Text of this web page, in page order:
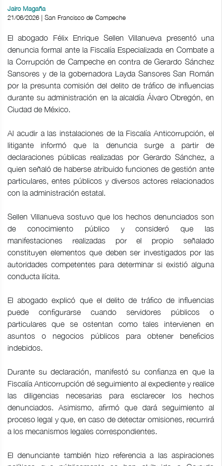
Jairo Magaña
21/06/2026 | San Francisco de Campeche
El abogado Félix Enrique Sellen Villanueva presentó una
denuncia formal ante la Fiscalía Especializada en Combate a
la Corrupción de Campeche en contra de Gerardo Sánchez
Sansores y de la gobernadora Layda Sansores San Román
por la presunta comisión del delito de tráfico de influencias
durante su administración en la alcaldía Álvaro Obregón, en
Ciudad de México.
Al acudir a las instalaciones de la Fiscalía Anticorrupción, el
litigante informó que la denuncia surge a partir de
declaraciones públicas realizadas por Gerardo Sánchez, a
quien señaló de haberse atribuido funciones de gestión ante
particulares, entes públicos y diversos actores relacionados
con la administración estatal.
Sellen Villanueva sostuvo que los hechos denunciados son
de conocimiento público y consideró que las
manifestaciones realizadas por el propio señalado
constituyen elementos que deben ser investigados por las
autoridades competentes para determinar si existió alguna
conducta ilícita.
El abogado explicó que el delito de tráfico de influencias
puede configurarse cuando servidores públicos o
particulares que se ostentan como tales intervienen en
asuntos o negocios públicos para obtener beneficios
indebidos.
Durante su declaración, manifestó su confianza en que la
Fiscalía Anticorrupción dé seguimiento al expediente y realice
las diligencias necesarias para esclarecer los hechos
denunciados. Asimismo, afirmó que dará seguimiento al
proceso legal y que, en caso de detectar omisiones, recurrirá
a los mecanismos legales correspondientes.
El denunciante también hizo referencia a las aspiraciones